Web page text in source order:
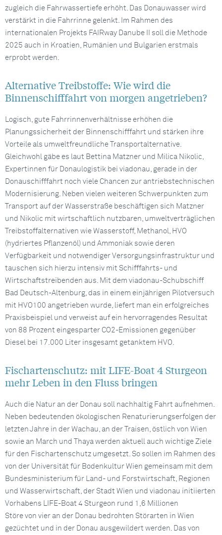
zugleich die Fahrwassertiefe erhöht. Das Donauwasser wird
verstärkt in die Fahrrinne gelenkt. Im Rahmen des
internationalen Projekts FAIRway Danube II soll die Methode
2025 auch in Kroatien, Rumänien und Bulgarien erstmals
erprobt werden.
Alternative Treibstoffe: Wie wird die
Binnenschifffahrt von morgen angetrieben?
Logisch, gute Fahrrinnenverhältnisse erhöhen die
Planungssicherheit der Binnenschifffahrt und stärken ihre
Vorteile als umweltfreundliche Transportalternative.
Gleichwohl gäbe es laut Bettina Matzner und Milica Nikolic,
Expertinnen für Donaulogistik bei viadonau, gerade in der
Donauschifffahrt noch viele Chancen zur antriebstechnischen
Modernisierung. Neben vielen weiteren Schwerpunkten zum
Transport auf der Wasserstraße beschäftigen sich Matzner
und Nikolic mit wirtschaftlich nutzbaren, umweltverträglichen
Treibstoffalternativen wie Wasserstoff, Methanol, HVO
(hydriertes Pflanzenöl) und Ammoniak sowie deren
Verfügbarkeit und notwendiger Versorgungsinfrastruktur und
tauschen sich hierzu intensiv mit Schifffahrts- und
Wirtschaftstreibenden aus. Mit dem viadonau-Schubschiff
Bad Deutsch-Altenburg, das in einem einjährigen Pilotversuch
mit HVO100 angetrieben wurde, liefert man ein erfolgreiches
Praxisbeispiel und verweist auf ein hervorragendes Resultat
von 88 Prozent eingesparter CO2-Emissionen gegenüber
Diesel bei 17.000 Liter insgesamt getanktem HVO.
Fischartenschutz: mit LIFE-Boat 4 Sturgeon
mehr Leben in den Fluss bringen
Auch die Natur an der Donau soll nachhaltig Fahrt aufnehmen.
Neben bedeutenden ökologischen Renaturierungserfolgen der
letzten Jahre in der Wachau, an der Traisen, östlich von Wien
sowie an March und Thaya werden aktuell auch wichtige Ziele
für den Fischartenschutz umgesetzt. So sollen im Rahmen des
von der Universität für Bodenkultur Wien gemeinsam mit dem
Bundesministerium für Land- und Forstwirtschaft, Regionen
und Wasserwirtschaft, der Stadt Wien und viadonau initiierten
Vorhabens LIFE-Boat 4 Sturgeon rund 1,6 Millionen
Störe von vier an der Donau bedrohten Störarten in Wien
gezüchtet und in der Donau ausgewildert werden. Das von